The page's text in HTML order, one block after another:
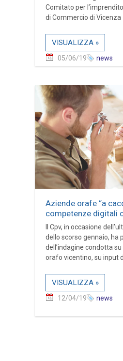
Comitato per
di Commercio di Vicenza
VISUALIZZA »
05/06/19 news
Aziende orafe “a
competenze digitali
Il Cpv, in occasione
dello scorso gennaio, ha
dell’indagine condotta
orafo vicentino, su input
VISUALIZZA »
12/04/19 news